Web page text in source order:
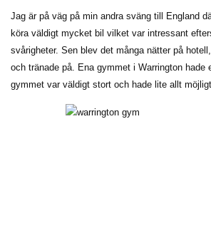
Jag är på väg på min andra sväng till England
köra väldigt mycket bil vilket var intressant
svårigheter. Sen blev det många nätter på
och tränade på. Ena gymmet i Warrington
gymmet var väldigt stort och hade lite allt